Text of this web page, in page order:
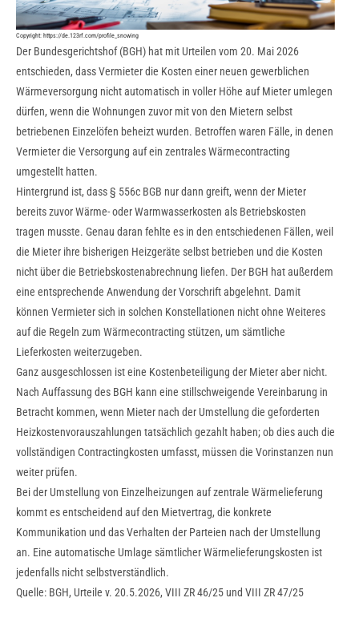
Copyright: https://de.123rf.com/profile_snowing
Der Bundesgerichtshof (BGH) hat mit Urteilen vom 20. Mai 2026
entschieden, dass Vermieter die Kosten einer neuen gewerblichen
Wärmeversorgung nicht automatisch in voller Höhe auf Mieter umlegen
dürfen, wenn die Wohnungen zuvor mit von den Mietern selbst
betriebenen Einzelöfen beheizt wurden. Betroffen waren Fälle, in denen
Vermieter die Versorgung auf ein zentrales Wärmecontracting
umgestellt hatten.
Hintergrund ist, dass § 556c BGB nur dann greift, wenn der Mieter
bereits zuvor Wärme- oder Warmwasserkosten als Betriebskosten
tragen musste. Genau daran fehlte es in den entschiedenen Fällen, weil
die Mieter ihre bisherigen Heizgeräte selbst betrieben und die Kosten
nicht über die Betriebskostenabrechnung liefen. Der BGH hat außerdem
eine entsprechende Anwendung der Vorschrift abgelehnt. Damit
können Vermieter sich in solchen Konstellationen nicht ohne Weiteres
auf die Regeln zum Wärmecontracting stützen, um sämtliche
Lieferkosten weiterzugeben.
Ganz ausgeschlossen ist eine Kostenbeteiligung der Mieter aber nicht.
Nach Auffassung des BGH kann eine stillschweigende Vereinbarung in
Betracht kommen, wenn Mieter nach der Umstellung die geforderten
Heizkostenvorauszahlungen tatsächlich gezahlt haben; ob dies auch die
vollständigen Contractingkosten umfasst, müssen die Vorinstanzen nun
weiter prüfen.
Bei der Umstellung von Einzelheizungen auf zentrale Wärmelieferung
kommt es entscheidend auf den Mietvertrag, die konkrete
Kommunikation und das Verhalten der Parteien nach der Umstellung
an. Eine automatische Umlage sämtlicher Wärmelieferungskosten ist
jedenfalls nicht selbstverständlich.
Quelle: BGH, Urteile v. 20.5.2026, VIII ZR 46/25 und VIII ZR 47/25